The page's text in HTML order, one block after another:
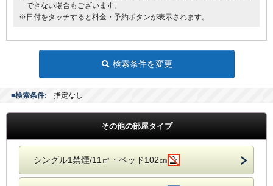
できない場合もございます。
※日付をタッチすると料金・予約ボタンが表示されます。
検索条件を変更
■検索条件: 指定なし
その他の部屋タイプ
シングル1禁煙/11㎡・ベッド102㎝